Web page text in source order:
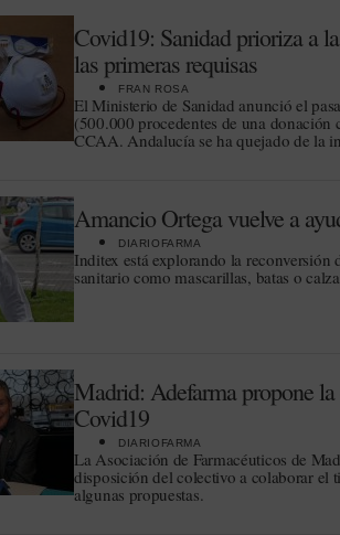
Covid19: Sanidad prioriza a
las primeras requisas
FRAN ROSA
El Ministerio de Sanidad anunció el
(500.000 procedentes de una
CCAA. Andalucía se ha quejado de la
Amancio Ortega vuelve a
DIARIOFARMA
Inditex está explorando la reconversión
sanitario como mascarillas, batas o
Madrid: Adefarma propone
Covid19
DIARIOFARMA
La Asociación de Farmacéuticos de
disposición del colectivo a colaborar el
algunas propuestas.